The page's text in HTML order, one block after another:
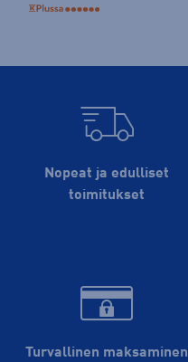
Nopeat ja edulliset
toimitukset
Turvallinen maksaminen